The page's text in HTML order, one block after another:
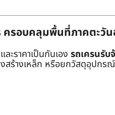
ครอบคลุมพื้นที่ภาคตะวั
ะราคาเป็นกันเอง รถเครนรับ
สร้างเหล็ก หรือยกวัสดุอุปก